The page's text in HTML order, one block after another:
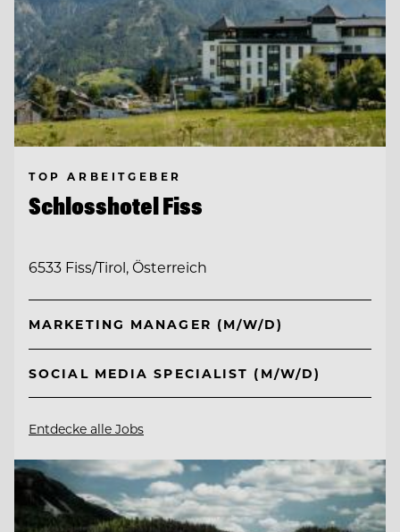
TOP ARBEITGEBER
Schlosshotel Fiss
6533 Fiss/Tirol, Österreich
MARKETING MANAGER (M/W/D)
SOCIAL MEDIA SPECIALIST (M/W/D)
Entdecke alle Jobs